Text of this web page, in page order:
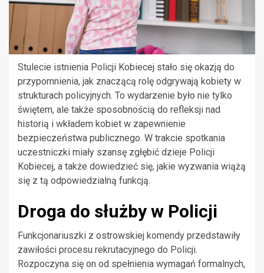
Stulecie istnienia Policji Kobiecej stało się okazją do
przypomnienia, jak znaczącą rolę odgrywają kobiety w
strukturach policyjnych. To wydarzenie było nie tylko
świętem, ale także sposobnością do refleksji nad
historią i wkładem kobiet w zapewnienie
bezpieczeństwa publicznego. W trakcie spotkania
uczestniczki miały szansę zgłębić dzieje Policji
Kobiecej, a także dowiedzieć się, jakie wyzwania wiążą
się z tą odpowiedzialną funkcją.
Droga do służby w Policji
Funkcjonariuszki z ostrowskiej komendy przedstawiły
zawiłości procesu rekrutacyjnego do Policji.
Rozpoczyna się on od spełnienia wymagań formalnych,